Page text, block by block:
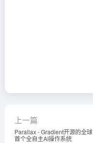
上一篇
Parallax - Gradient开源的全球
首个全自主AI操作系统